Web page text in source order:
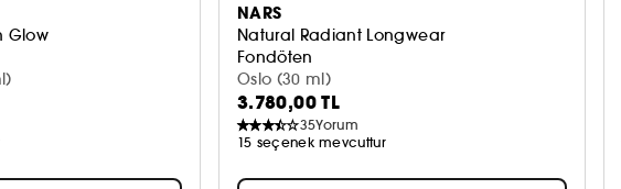
Glow
NARS
Natural Radiant Longwear
Fondöten
Oslo (30 ml)
3.780,00 TL
35Yorum
15 seçenek mevcuttur